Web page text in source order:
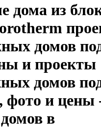
дома из
домов
и проекты
домов
фото и цены
в